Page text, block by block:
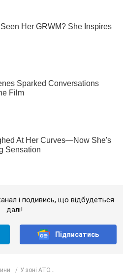
і подивись, що відбудеться
далі!
Підписатись
У зоні АТО...